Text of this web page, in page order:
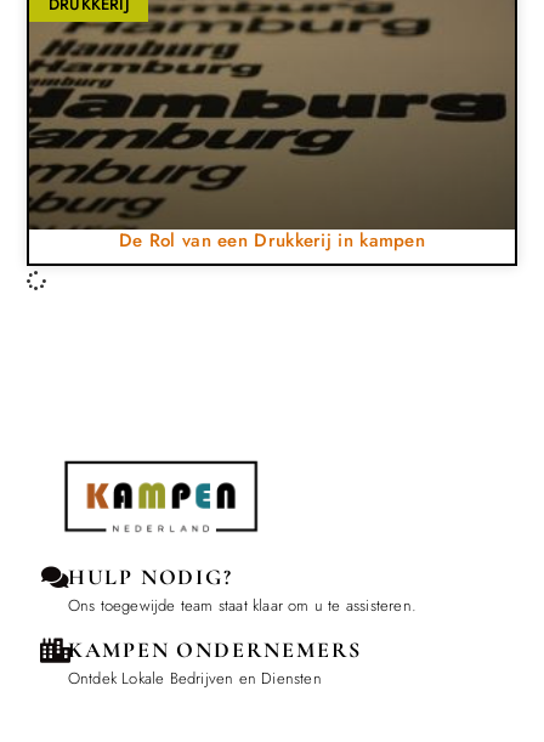
De Rol van een Drukkerij in kampen
HULP NODIG?
Ons toegewijde team staat klaar om u te assisteren.
KAMPEN ONDERNEMERS
Ontdek Lokale Bedrijven en Diensten